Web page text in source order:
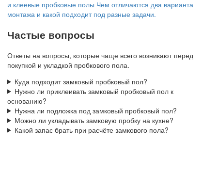
и клеевые пробковые полы Чем отличаются два варианта
монтажа и какой подходит под разные задачи.
Частые вопросы
Ответы на вопросы, которые чаще всего возникают перед
покупкой и укладкой пробкового пола.
Куда подходит замковый пробковый пол?
Нужно ли приклеивать замковый пробковый пол к
основанию?
Нужна ли подложка под замковый пробковый пол?
Можно ли укладывать замковую пробку на кухне?
Какой запас брать при расчёте замкового пола?